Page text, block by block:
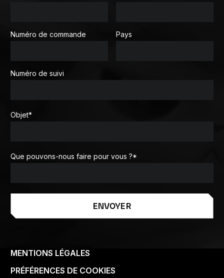
Numéro de commande Pays
Numéro de suivi
Objet*
Que pouvons-nous faire pour vous ?*
ENVOYER
MENTIONS LÉGALES
PRÉFÉRENCES DE COOKIES